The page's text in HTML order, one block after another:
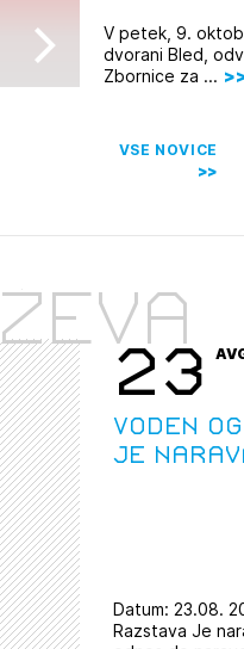
VSE NOVICE
V petek, 9.
dvorani Bled,
Zbornice za ...
23
Voden
Je
Datum: 23.08.
Razstava Je